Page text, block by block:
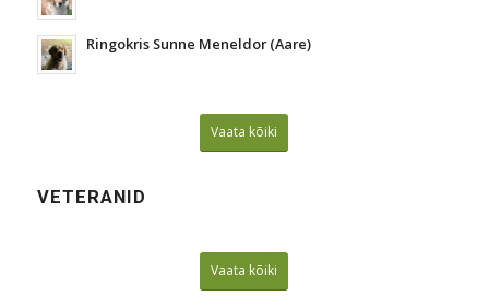
Ringokris Sunne Meneldor (Aare)
Vaata kõiki
VETERANID
Vaata kõiki